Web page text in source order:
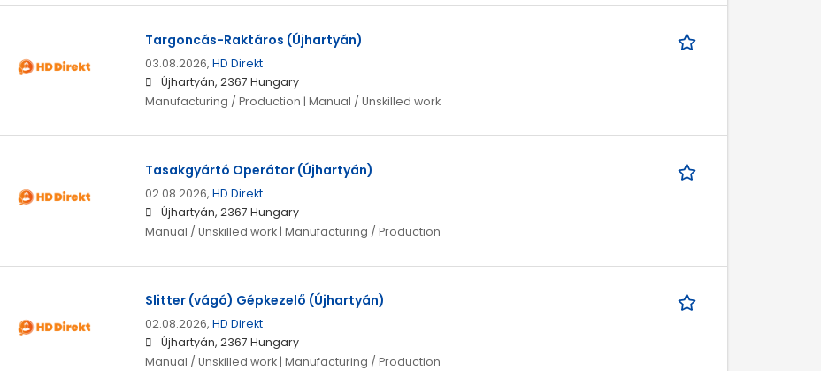
Targoncás-Raktáros (Újhartyán)
03.08.2026, HD Direkt
Újhartyán, 2367 Hungary
Manufacturing / Production | Manual / Unskilled work
Tasakgyártó Operátor (Újhartyán)
02.08.2026, HD Direkt
Újhartyán, 2367 Hungary
Manual / Unskilled work | Manufacturing / Production
Slitter (vágó) Gépkezelő (Újhartyán)
02.08.2026, HD Direkt
Újhartyán, 2367 Hungary
Manual / Unskilled work | Manufacturing / Production